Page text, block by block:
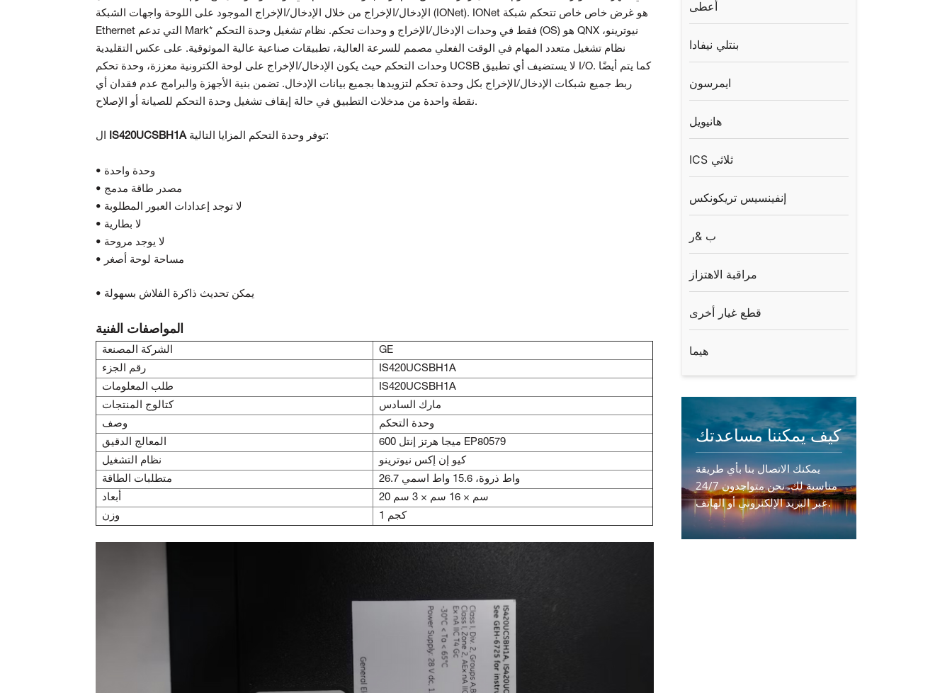
أعطى
بنتلي نيفادا
ايمرسون
هانيويل
ICS ثلاثي
إنفينسيس تريكونكس
ب &ر
مراقبة الاهتزاز
قطع غيار أخرى
هيما
كيف يمكننا مساعدتك
يمكنك الاتصال بنا بأي طريقة
مناسبة لك. نحن متواجدون 24/7
عبر البريد الإلكتروني أو الهاتف.
اتصل بنا
الإدخال/الإخراج من خلال الإدخال/الإخراج الموجود على اللوحة
واجهات الشبكة (IONet). IONet هو غرض خاص خاصتتحكم شبكة
Ethernet التي تدعم Mark* فقط في وحدات الإدخال/الإخراج و
وحدات تحكم. نظام تشغيل وحدة التحكم (OS) هو QNX نيوترينو،
نظام تشغيل متعدد المهام في الوقت الفعلي مصمم للسرعة العالية،تطبيقات صناعية عالية الموثوقية. على عكس التقليدية
وحدات التحكم حيث يكون الإدخال/الإخراج على لوحة الكترونية معززة، وحدة تحكم UCSB لا يستضيف أي تطبيق I/O. كما يتم أيضًا
ربط جميع شبكات الإدخال/الإخراج بكل وحدة تحكم لتزويدها بجميع بيانات الإدخال. تضمن بنية الأجهزة والبرامج عدم فقدان أي
نقطة واحدة من مدخلات التطبيق في حالة إيقاف تشغيل وحدة التحكم للصيانة أو الإصلاح.
IS420UCSBH1A توفر وحدة التحكم المزايا التالية:
• وحدة واحدة
• مصدر طاقة مدمج
• لا توجد إعدادات العبور المطلوبة
• لا بطارية
• لا يوجد مروحة
• مساحة لوحة أصغر
• يمكن تحديث ذاكرة الفلاش بسهولة
المواصفات الفنية
الشركة المصنعة
GE
رقم الجزء
IS420UCSBH1A
طلب المعلومات
IS420UCSBH1A
كتالوج المنتجات
مارك السادس
وصف
وحدة التحكم
المعالج الدقيق
600 ميجا هرتز إنتل EP80579
نظام التشغيل
كيو إن إكس نيوترينو
متطلبات الطاقة
26.7 واط ذروة، 15.6 واط اسمي
أبعاد
20 سم × 16 سم × 3 سم
وزن
1 كجم